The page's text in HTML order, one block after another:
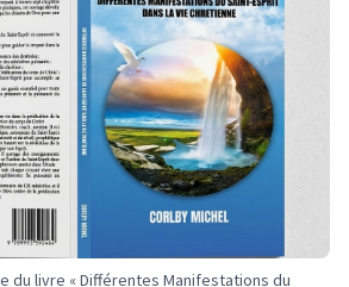
du livre « Différentes Manifestations du